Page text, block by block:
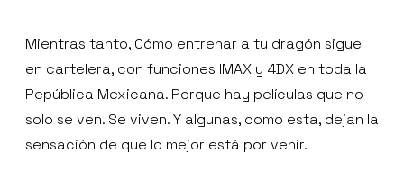
Mientras tanto, Cómo entrenar a tu dragón sigue
en cartelera, con funciones IMAX y 4DX en toda la
República Mexicana. Porque hay películas que no
solo se ven. Se viven. Y algunas, como esta, dejan la
sensación de que lo mejor está por venir.